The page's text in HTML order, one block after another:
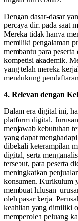
Dengan dasar-dasar
percaya diri pada saat
Mereka tidak hanya
memiliki pengalaman
membantu para
kompetisi akademik.
yang telah mereka
mendukung
4. Relevan dengan
Dalam era digital ini,
platform digital.
menjawab kebutuhan
yang dapat
dibekali keterampilan
digital, serta
tersebut, para peserta
meningkatkan
konsumen. Kurikulum
membuat lulusan
oleh pasar kerja.
keahlian yang dimiliki
memperoleh peluang